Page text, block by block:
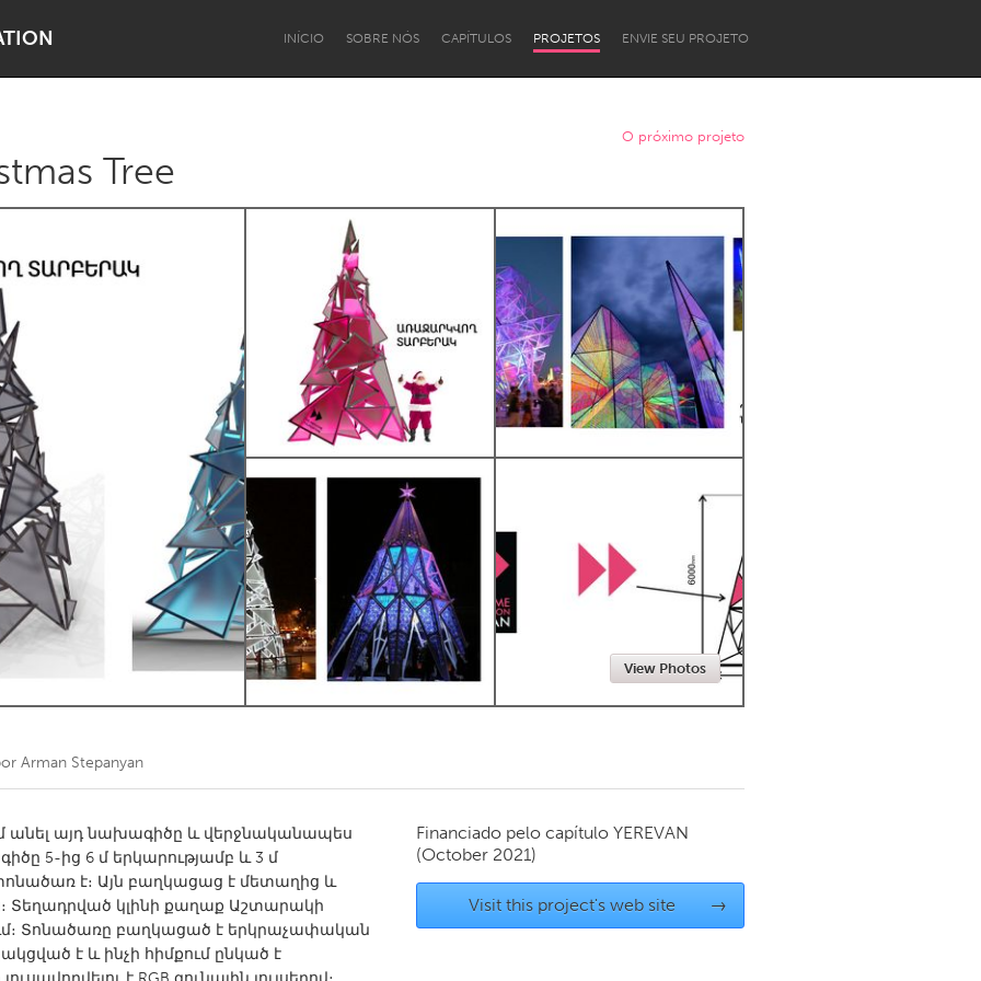
INÍCIO SOBRE NÓS CAPÍTULOS PROJETOS ENVIE SEU PROJETO
Dragon Dreaming
Lower Hunter
Newcastle
Kitchener-Waterloo New Glasgow
Toronto
O próximo projeto
Tree
View Photos
Arman Stepanyan
անել այդ նախագիծը և վերջնականապես
5-ից 6 մ երկարությամբ և 3 մ
է։ Այն բաղկացաց է մետաղից և
Տեղադրված կլինի քաղաք Աշտարակի
Տոնածառը բաղկացած է երկրաչափական
է և ինչի հիմքում ընկած է
Financiado pelo capítulo YEREVAN
(October 2021)
Visit this project's web site →